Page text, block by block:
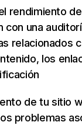
rendimiento de
con una
relacionados
los
de tu sitio
problemas